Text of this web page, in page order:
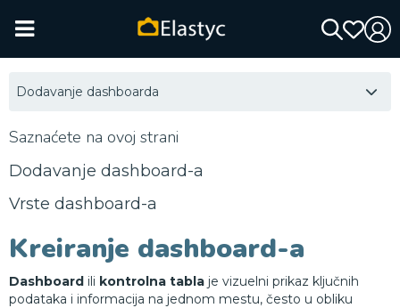
Dodavanje dashboarda
Saznaćete na ovoj strani
Dodavanje dashboard-a
Vrste dashboard-a
Kreiranje dashboard-a
Dashboard ili kontrolna tabla je vizuelni prikaz ključnih
podataka i informacija na jednom mestu, često u obliku